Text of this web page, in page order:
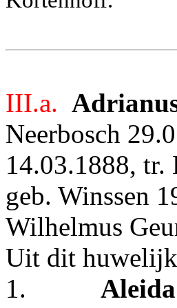
III.a.
Neerbosch
14.03.1888,
geb. Winssen
Wilhelmus
Uit dit
1.